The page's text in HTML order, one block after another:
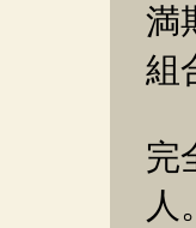
満
組
完
人